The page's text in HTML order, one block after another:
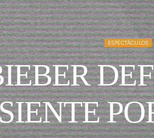
ESPECTÁCULOS